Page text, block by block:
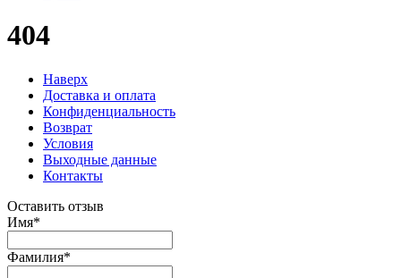
404
Наверх
Доставка и оплата
Конфиденциальность
Возврат
Условия
Выходные данные
Контакты
Оставить отзыв
Имя*
Фамилия*